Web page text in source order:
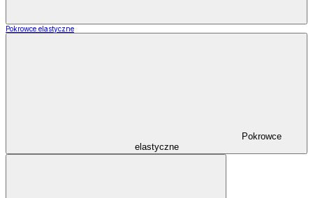
Pokrowce elastyczne
Pokrowce
elastyczne